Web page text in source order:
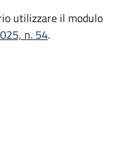
utilizzare il modulo
n. 54.